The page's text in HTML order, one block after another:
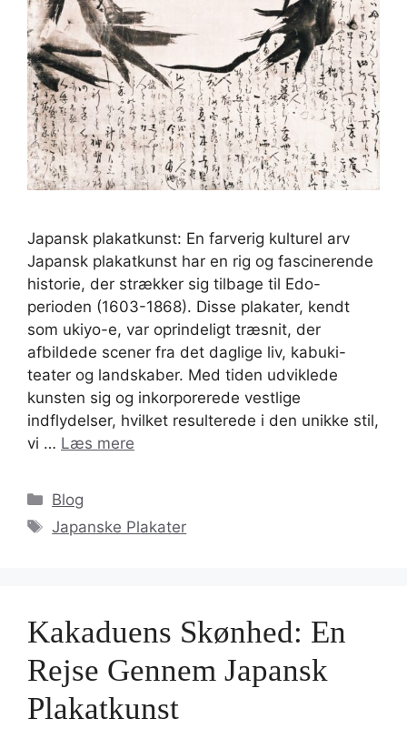
Japansk plakatkunst: En farverig kulturel arv
Japansk plakatkunst har en rig og fascinerende
historie, der strækker sig tilbage til Edo-
perioden (1603-1868). Disse plakater, kendt
som ukiyo-e, var oprindeligt træsnit, der
afbildede scener fra det daglige liv, kabuki-
teater og landskaber. Med tiden udviklede
kunsten sig og inkorporerede vestlige
indflydelser, hvilket resulterede i den unikke stil,
vi … Læs mere
Kategorier
Blog
Tags
Japanske Plakater
Kakaduens Skønhed: En
Rejse Gennem Japansk
Plakatkunst